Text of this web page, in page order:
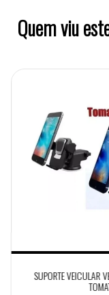
Quem viu
SUPORTE VEICULAR